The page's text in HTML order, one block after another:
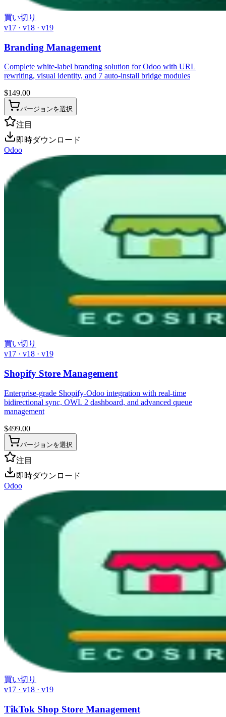
買い切り
v17 · v18 · v19
Branding Management
Complete white-label branding solution for Odoo with URL
rewriting, visual identity, and 7 auto-install bridge modules
$149.00
バージョンを選択
注目
即時ダウンロード
Odoo
買い切り
v17 · v18 · v19
Shopify Store Management
Enterprise-grade Shopify-Odoo integration with real-time
bidirectional sync, OWL 2 dashboard, and advanced queue
management
$499.00
バージョンを選択
注目
即時ダウンロード
Odoo
買い切り
v17 · v18 · v19
TikTok Shop Store Management